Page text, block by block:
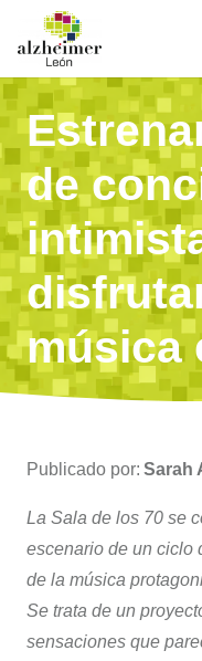
de
música
Publicado por: Sarah
La Sala de los 70 se
escenario de un ciclo
de la música
Se trata de un
sensaciones que